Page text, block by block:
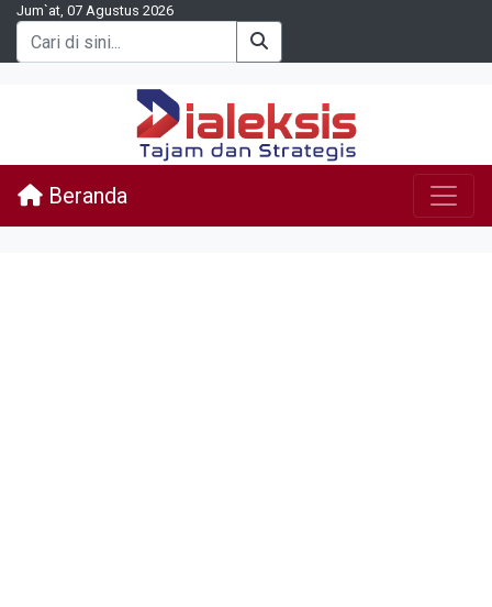
Jum`at, 07 Agustus 2026
Beranda